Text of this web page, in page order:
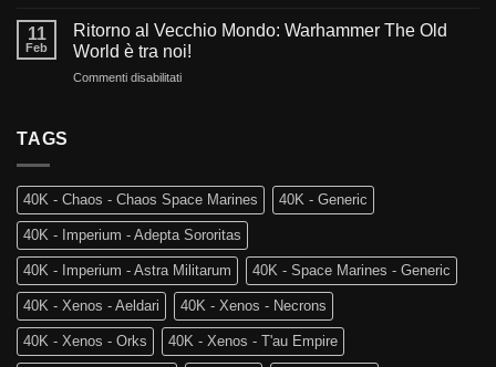
40.000?
Warhammer
40.000
Kill
Rovina
dei
Reami
Mortali:
Edizione
di
Age
of
Sigmar
11
Feb
Ritorno al Vecchio Mondo: Warhammer The Old
World è tra noi!
Commenti disabilitatisu
The
Old
World
tra
noi!
TAGS
40K - Chaos - Chaos Space Marines 40K - Generic
40K - Imperium - Adepta Sororitas
40K - Imperium - Astra Militarum 40K - Space Marines - Generic
40K - Xenos - Aeldari 40K - Xenos - Necrons
40K - Xenos - Orks 40K - Xenos - T'au Empire